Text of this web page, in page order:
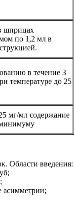
шприцах
по 1,2 мл в
в течение 3
температуре до 25
мг/мл содержание
Области введения:
асимметрии;